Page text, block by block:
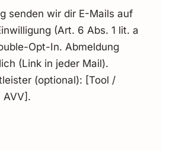
senden wir dir E-Mails auf
(Art. 6 Abs. 1 lit. a
Opt-In. Abmeldung
(Link in jeder Mail).
(optional): [Tool /
AVV].